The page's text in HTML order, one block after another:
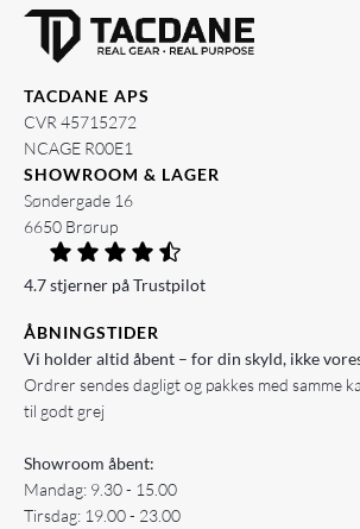
TACDANE APS
CVR 45715272
NCAGE R00E1
SHOWROOM & LAGER
Søndergade 16
6650 Brørup
4.7 stjerner på Trustpilot
ÅBNINGSTIDER
Vi holder altid åbent – for din skyld, ikke
Ordrer sendes dagligt og pakkes med samme
til godt grej
Showroom åbent:
Mandag: 9.30 - 15.00
Tirsdag: 19.00 - 23.00